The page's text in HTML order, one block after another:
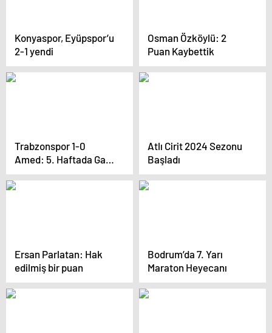
Konyaspor, Eyüpspor’u
2-1 yendi
Osman Özköylü: 2
Puan Kaybettik
Trabzonspor 1-0
Amed: 5. Haftada Galip
Geldi
Atlı Cirit 2024 Sezonu
Başladı
Ersan Parlatan: Hak
edilmiş bir puan
Bodrum’da 7. Yarı
Maraton Heyecanı